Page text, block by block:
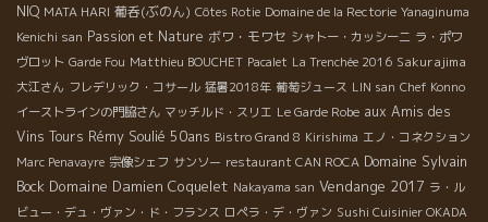
NIQ MATA HARI 葡呑(ぶのん) Côtes Rotie Domaine de la Rectorie Yanaginuma
Kenichi san Passion et Nature ボワ・モワセ シャトー・カッシーニ ラ・ポワ
ヴロット Garde Fou Matthieu BOUCHET Pacalet La Trenchée 2016 Sakurajima
大江さん フレデリック・コサール 猛暑2018年 葡萄ジュース LIN san Chef Konno
イーストラインの門脇さん マッチルド・スリエ Le Garde Robe aux Amis des
Vins Tours Rémy Soulié 50ans Bistro Grand 8 Kirishima エノ・コネクション
Marc Penavayre 宗像シェフ サンソー restaurant CAN ROCA Domaine Sylvain
Bock Domaine Damien Coquelet Nakayama san Vendange 2017 ラ・ル
ビュー・デュ・ヴァン・ド・フランス ロペラ・デ・ヴァン Sushi Cuisinier OKADA